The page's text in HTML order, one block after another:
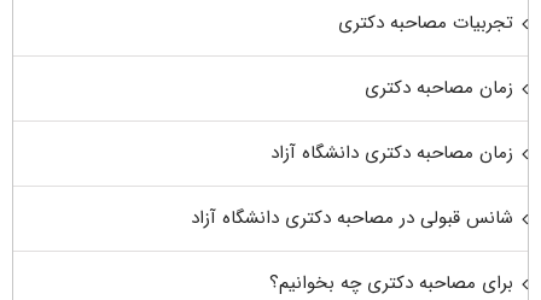
تجربیات مصاحبه دکتری
زمان مصاحبه دکتری
زمان مصاحبه دکتری دانشگاه آزاد
شانس قبولی در مصاحبه دکتری دانشگاه آزاد
برای مصاحبه دکتری چه بخوانیم؟